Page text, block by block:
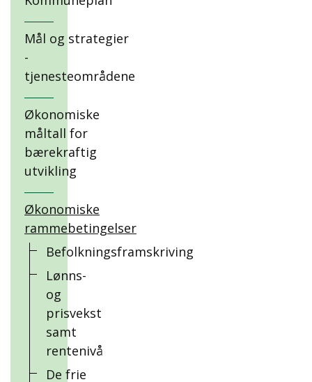
Mål og strategier
-
tjenesteområdene
Økonomiske
måltall for
bærekraftig
utvikling
Økonomiske
rammebetingelser
Befolkningsframskriving
Lønns-
og
prisvekst
samt
rentenivå
De frie